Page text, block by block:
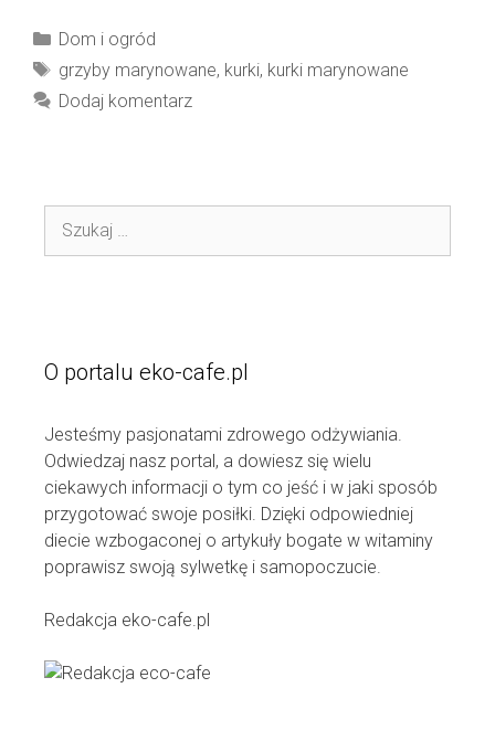
Kategorie
Dom i ogród
Tagi
grzyby marynowane, kurki, kurki marynowane
Dodaj komentarz
O portalu eko-cafe.pl
Jesteśmy pasjonatami zdrowego odżywiania.
Odwiedzaj nasz portal, a dowiesz się wielu
ciekawych informacji o tym co jeść i w jaki sposób
przygotować swoje posiłki. Dzięki odpowiedniej
diecie wzbogaconej o artykuły bogate w witaminy
poprawisz swoją sylwetkę i samopoczucie.
Redakcja eko-cafe.pl